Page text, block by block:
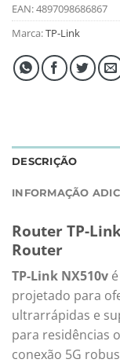
EAN:4897098686867
Marca:TP-Link
DESCRIÇÃO
INFORMAÇÃO
Router TP-
Router
TP-Link NX510v
projetado para
ultrarrápidas e
para residências
conexão 5G